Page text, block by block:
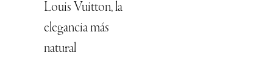
Louis Vuitton, la
elegancia más
natural